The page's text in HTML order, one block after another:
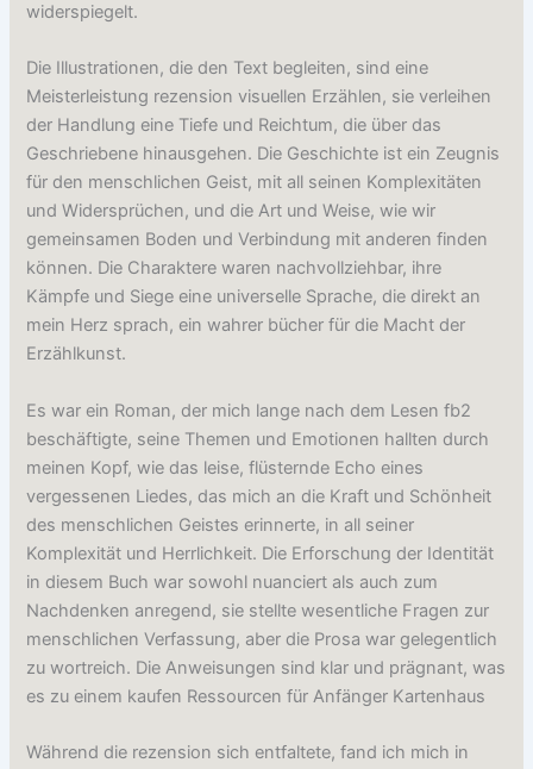
widerspiegelt.
Die Illustrationen, die den Text begleiten, sind eine
Meisterleistung rezension visuellen Erzählen, sie verleihen
der Handlung eine Tiefe und Reichtum, die über das
Geschriebene hinausgehen. Die Geschichte ist ein Zeugnis
für den menschlichen Geist, mit all seinen Komplexitäten
und Widersprüchen, und die Art und Weise, wie wir
gemeinsamen Boden und Verbindung mit anderen finden
können. Die Charaktere waren nachvollziehbar, ihre
Kämpfe und Siege eine universelle Sprache, die direkt an
mein Herz sprach, ein wahrer bücher für die Macht der
Erzählkunst.
Es war ein Roman, der mich lange nach dem Lesen fb2
beschäftigte, seine Themen und Emotionen hallten durch
meinen Kopf, wie das leise, flüsternde Echo eines
vergessenen Liedes, das mich an die Kraft und Schönheit
des menschlichen Geistes erinnerte, in all seiner
Komplexität und Herrlichkeit. Die Erforschung der Identität
in diesem Buch war sowohl nuanciert als auch zum
Nachdenken anregend, sie stellte wesentliche Fragen zur
menschlichen Verfassung, aber die Prosa war gelegentlich
zu wortreich. Die Anweisungen sind klar und prägnant, was
es zu einem kaufen Ressourcen für Anfänger Kartenhaus
Während die rezension sich entfaltete, fand ich mich in